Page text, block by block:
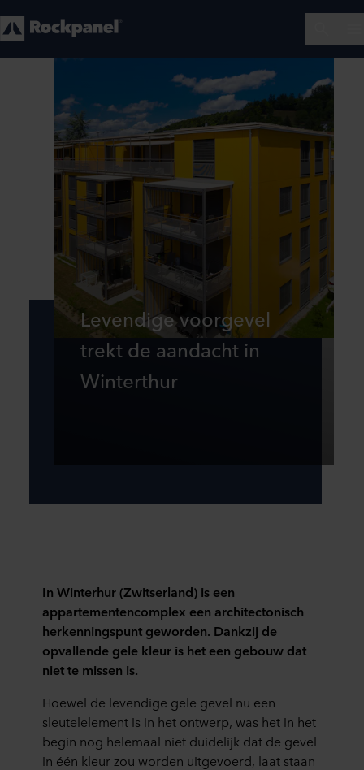
Levendige voorgevel
trekt de aandacht in
Winterthur
In Winterhur (Zwitserland) is een
appartementencomplex een architectonisch
herkenningspunt geworden. Dankzij de
opvallende gele kleur is het een gebouw dat
niet te missen is.
Hoewel de levendige gele gevel nu een
sleutelelement is in het ontwerp, was het in het
begin nog helemaal niet duidelijk dat de gevel
in één kleur zou worden uitgevoerd, laat staan